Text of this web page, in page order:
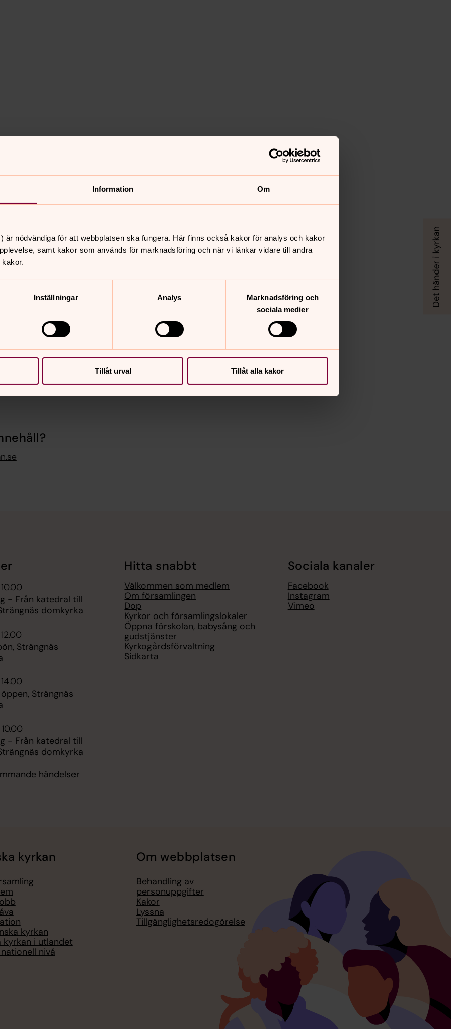
Information Om
är nödvändiga för att webbplatsen ska fungera. Här finns också kakor för analys och kakor
samt kakor som används för marknadsföring och när vi länkar vidare till andra
Inställningar Analys
Marknadsföring och
sociala medier
Tillåt urval Tillåt alla kakor
som ger
frånwww.alltomtradgard.seoch
- Från katedral till
domkyrka
Strängnäs
Strängnäs
- Från katedral till
domkyrka
händelser
Hitta snabbt
Välkommen som medlem
Om församlingen
Dop
Kyrkor och församlingslokaler
Öppna förskolan, babysång och
gudstjänster
Kyrkogårdsförvaltning
Sidkarta
Sociala kanaler
Facebook
Instagram
Vimeo
kyrkan
kyrkan
kyrkan i utlandet
nivå
Om webbplatsen
Behandling av
personuppgifter
Kakor
Lyssna
Tillgänglighetsredogörelse